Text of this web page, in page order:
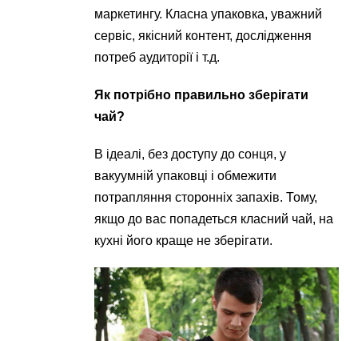
маркетингу. Класна упаковка, уважний
сервіс, якісний контент, дослідження
потреб аудиторії і т.д.
Як потрібно правильно зберігати
чай?
В ідеалі, без доступу до сонця, у
вакуумній упаковці і обмежити
потрапляння сторонніх запахів. Тому,
якщо до вас попадеться класний чай, на
кухні його краще не зберігати.